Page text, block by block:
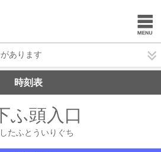
あります
時刻表
ふ頭入口
たふとういりぐち